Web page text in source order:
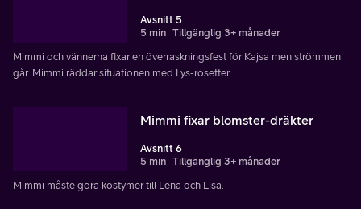
Avsnitt 5
5 min Tillgänglig 3+ månader
Mimmi och vännerna fixar en överraskningsfest för Kajsa men strömmen
går. Mimmi räddar situationen med Lys-rosetter.
Mimmi fixar blomster-dräkter
Avsnitt 6
5 min Tillgänglig 3+ månader
Mimmi måste göra kostymer till Lena och Lisa.